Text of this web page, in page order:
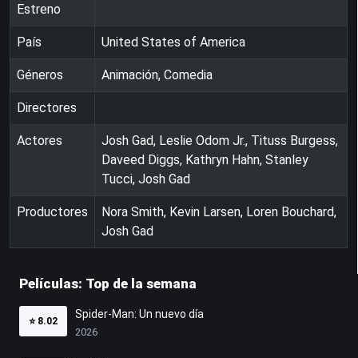
Estreno
País United States of America
Géneros Animación, Comedia
Directores
Actores
Josh Gad, Leslie Odom Jr., Tituss Burgess,
Daveed Diggs, Kathryn Hahn, Stanley
Tucci, Josh Gad
Productores
Nora Smith, Kevin Larsen, Loren Bouchard,
Josh Gad
Películas: Top de la semana
⭐ 8.02
Spider-Man: Un nuevo día
2026